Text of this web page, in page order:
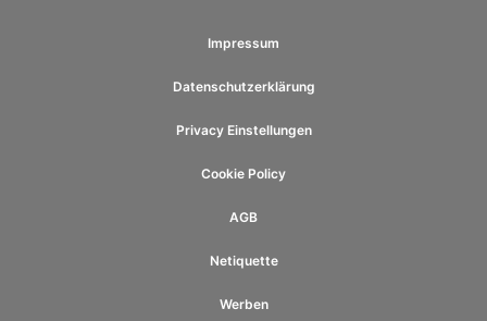
Impressum
Datenschutzerklärung
Privacy Einstellungen
Cookie Policy
AGB
Netiquette
Werben